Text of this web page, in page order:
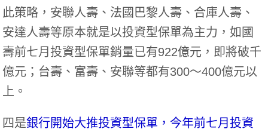
此策略，安聯人壽、法國巴黎人壽、合庫人壽、
安達人壽等原本就是以投資型保單為主力，如國
壽前七月投資型保單銷量已有922億元，即將破千
億元；台壽、富壽、安聯等都有300～400億元以
上。
四是銀行開始大推投資型保單，今年前七月投資